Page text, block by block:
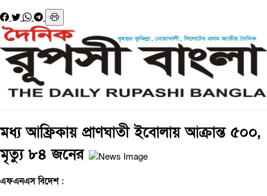
মধ্য আফ্রিকায় প্রাণঘাতী ইবোলায় আক্রান্ত ৫০০,
মৃত্যু ৮৪ জনের
এফএনএস বিদেশ :